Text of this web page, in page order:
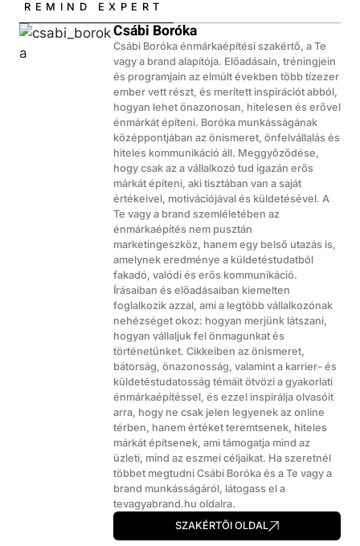
REMIND EXPERT
Csábi Boróka
Csábi Boróka énmárkaépítési szakértő, a Te
vagy a brand alapítója. Előadásain, tréningjein
és programjain az elmúlt években több tízezer
ember vett részt, és merített inspirációt abból,
hogyan lehet önazonosan, hitelesen és erővel
énmárkát építeni. Boróka munkásságának
középpontjában az önismeret, önfelvállalás és
hiteles kommunikáció áll. Meggyőződése,
hogy csak az a vállalkozó tud igazán erős
márkát építeni, aki tisztában van a saját
értékeivel, motivációjával és küldetésével. A
Te vagy a brand szemléletében az
énmárkaépítés nem pusztán
marketingeszköz, hanem egy belső utazás is,
amelynek eredménye a küldetéstudatból
fakadó, valódi és erős kommunikáció.
Írásaiban és előadásaiban kiemelten
foglalkozik azzal, ami a legtöbb vállalkozónak
nehézséget okoz: hogyan merjünk látszani,
hogyan vállaljuk fel önmagunkat és
történetünket. Cikkeiben az önismeret,
bátorság, önazonosság, valamint a karrier- és
küldetéstudatosság témáit ötvözi a gyakorlati
énmárkaépítéssel, és ezzel inspirálja olvasóit
arra, hogy ne csak jelen legyenek az online
térben, hanem értéket teremtsenek, hiteles
márkát építsenek, ami támogatja mind az
üzleti, mind az eszmei céljaikat. Ha szeretnél
többet megtudni Csábi Boróka és a Te vagy a
brand munkásságáról, látogass el a
tevagyabrand.hu oldalra.
SZAKÉRTŐI OLDAL